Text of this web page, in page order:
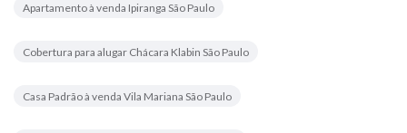
Apartamento à venda Ipiranga São Paulo
Cobertura para alugar Chácara Klabin São Paulo
Casa Padrão à venda Vila Mariana São Paulo